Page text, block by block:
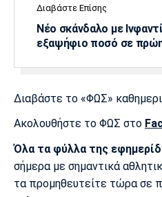
Μάντσεστερ
Γιουνάιτεντ
Λίβερπουλ
Ίντερ
Διαβάστε Επίσης
Νέο σκάνδαλο με
εξαψήφιο ποσό σε
Διαβάστε το «ΦΩΣ»
Ακολουθήστε το ΦΩΣ στο
Όλα τα φύλλα της
σήμερα με σημαντικά
τα προμηθευτείτε τώρα σε